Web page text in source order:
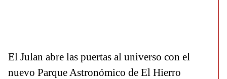
El Julan abre las puertas al universo con el
nuevo Parque Astronómico de El Hierro